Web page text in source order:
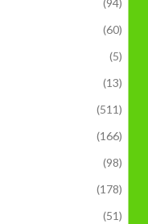
(94)
(60)
(5)
(13)
(511)
(166)
(98)
(178)
(51)